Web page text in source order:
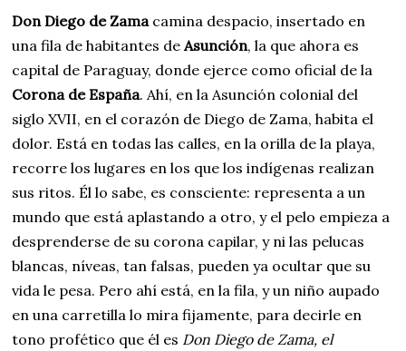
Don Diego de Zamacamina despacio, insertado en
una fila de habitantes deAsunción, la que ahora es
capital de Paraguay, donde ejerce como oficial de la
Corona de España. Ahí, en la Asunción colonial del
siglo XVII, en el corazón de Diego de Zama, habita el
dolor. Está en todas las calles, en la orilla de la playa,
recorre los lugares en los que los indígenas realizan
sus ritos. Él lo sabe, es consciente: representa a un
mundo que está aplastando a otro, y el pelo empieza a
desprenderse de su corona capilar, y ni las pelucas
blancas, níveas, tan falsas, pueden ya ocultar que su
vida le pesa. Pero ahí está, en la fila, y un niño aupado
en una carretilla lo mira fijamente, para decirle en
tono profético que él es Don Diego de Zama, el